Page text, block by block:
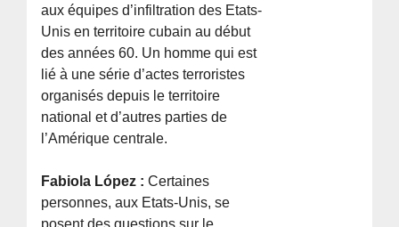
aux équipes d’infiltration des Etats-
Unis en territoire cubain au début
des années 60. Un homme qui est
lié à une série d’actes terroristes
organisés depuis le territoire
national et d’autres parties de
l’Amérique centrale.
Fabiola López : Certaines
personnes, aux Etats-Unis, se
posent des questions sur le